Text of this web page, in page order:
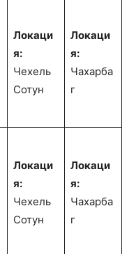
Локаци
я:
Чехель
Сотун
Локаци
я:
Чахарба
г
Локаци
я:
Чехель
Сотун
Локаци
я:
Чахарба
г